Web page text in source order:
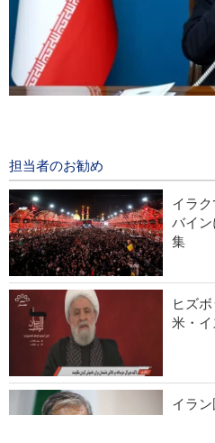
中央アジア空手選手権で、イラン
イエメン軍、サウジの石油タン
米CBSの最新映像；米長距離ミサ
イラン外務省報道官；「ホルモ
協議の雰囲気は前向き」
担当者のお勧め
イラ
バイ
集
ヒズ
米・イ
イラ